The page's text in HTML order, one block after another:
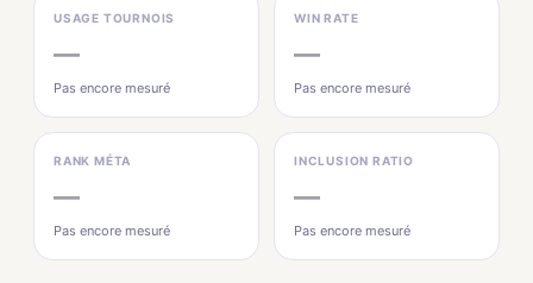
USAGE TOURNOIS
—
Pas encore mesuré
WIN RATE
—
Pas encore mesuré
RANK MÉTA
—
Pas encore mesuré
INCLUSION RATIO
—
Pas encore mesuré